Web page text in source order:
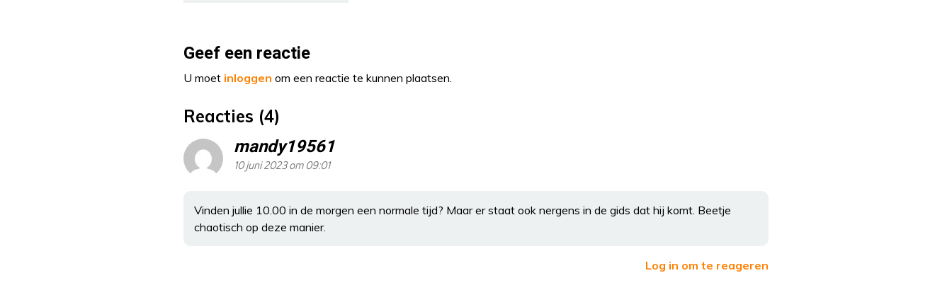
Geef een reactie
U moet inloggen om een reactie te kunnen plaatsen.
Reacties (4)
mandy19561
10 juni 2023 om 09:01
Vinden jullie 10.00 in de morgen een normale tijd? Maar er staat ook nergens in de gids dat hij komt. Beetje
chaotisch op deze manier.
Log in om te reageren